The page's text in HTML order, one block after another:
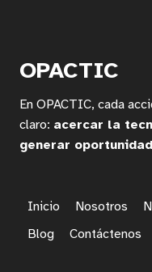
OPACTIC
En OPACTIC, cada
claro: acercar la
generar
Inicio Nosotros
Blog
Contáctenos